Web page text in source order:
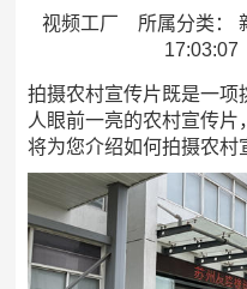
视频工厂 所属分类：
拍摄农村宣传片既是一项
人眼前一亮的农村宣传
将为您介绍如何拍摄农村